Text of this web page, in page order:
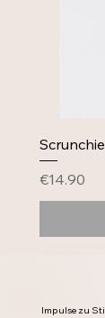
Scrunchie
Price
€14.90
Impulse zu